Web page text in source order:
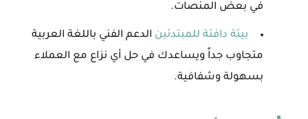
في بعض المنصات.
بيئة دافئة للمبتدئين الدعم الفني باللغة العربية
متجاوب جداً ويساعدك في حل أي نزاع مع العملاء
بسهولة وشفافية.